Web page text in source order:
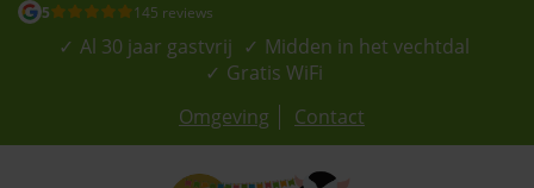
5 145 reviews
Al 30 jaar gastvrij
Midden in het vechtdal
Gratis WiFi
Omgeving
Contact